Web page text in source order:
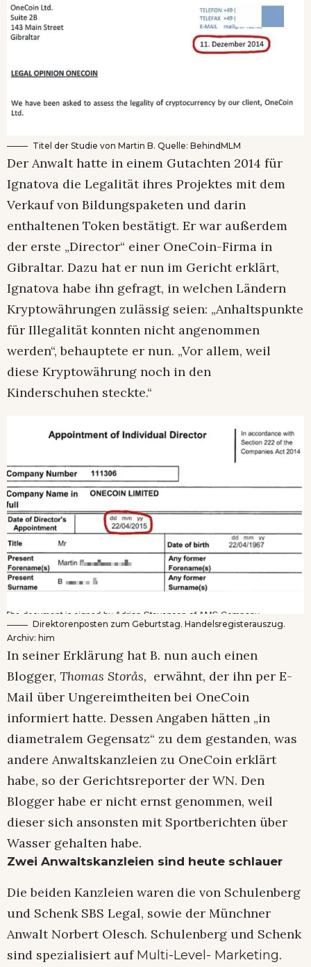
Titel der Studie von Martin B. Quelle: BehindMLM
Der Anwalt hatte in einem Gutachten 2014 für
Ignatova die Legalität ihres Projektes mit dem
Verkauf von Bildungspaketen und darin
enthaltenen Token bestätigt. Er war außerdem
der erste „Director“ einer OneCoin-Firma in
Gibraltar. Dazu hat er nun im Gericht erklärt,
Ignatova habe ihn gefragt, in welchen Ländern
Kryptowährungen zulässig seien: „Anhaltspunkte
für Illegalität konnten nicht angenommen
werden“, behauptete er nun. „Vor allem, weil
diese Kryptowährung noch in den
Kinderschuhen steckte.“
Direktorenposten zum Geburtstag. Handelsregisterauszug.
Archiv: him
In seiner Erklärung hat B. nun auch einen
Blogger, Thomas Storås, erwähnt, der ihn per E-
Mail über Ungereimtheiten bei OneCoin
informiert hatte. Dessen Angaben hätten „in
diametralem Gegensatz“ zu dem gestanden, was
andere Anwaltskanzleien zu OneCoin erklärt
habe, so der Gerichtsreporter der WN. Den
Blogger habe er nicht ernst genommen, weil
dieser sich ansonsten mit Sportberichten über
Wasser gehalten habe.
Zwei Anwaltskanzleien sind heute schlauer
Die beiden Kanzleien waren die von Schulenberg
und Schenk SBS Legal, sowie der Münchner
Anwalt Norbert Olesch. Schulenberg und Schenk
sind spezialisiert auf Multi-Level- Marketing.